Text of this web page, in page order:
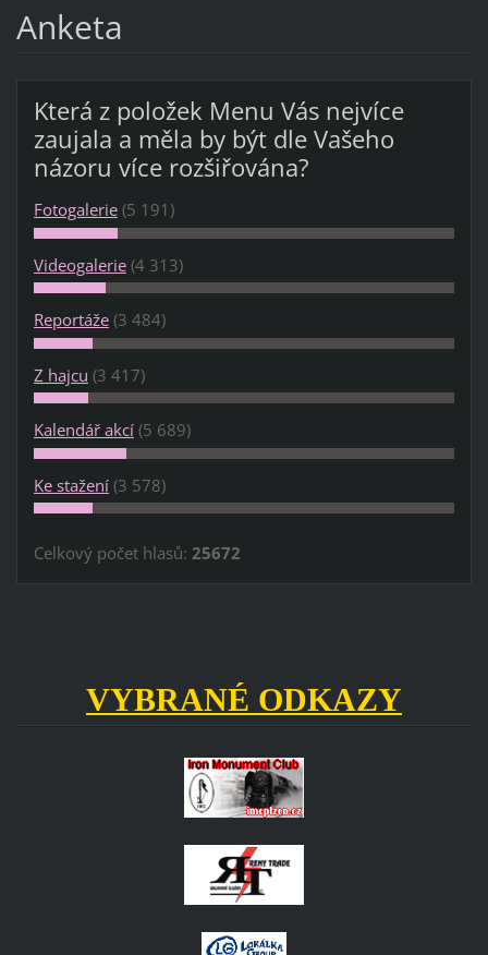
Anketa
Která z položek Menu Vás nejvíce
zaujala a měla by být dle Vašeho
názoru více rozšiřována?
Fotogalerie (5 191)
Videogalerie (4 313)
Reportáže (3 484)
Z hajcu (3 417)
Kalendář akcí (5 689)
Ke stažení (3 578)
Celkový počet hlasů: 25672
VYBRANÉ ODKAZY